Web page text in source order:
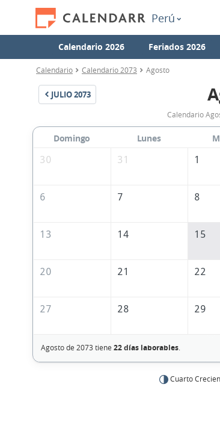
Perú
Calendario 2026 Feriados 2026
Calendario Calendario 2073 Agosto
JULIO2073
Calendario
Domingo Lunes
30
31 1
6 7 8
13 14 15
20 21 22
27 28 29
Agosto de 2073 tiene 22 días laborables.
Cuarto